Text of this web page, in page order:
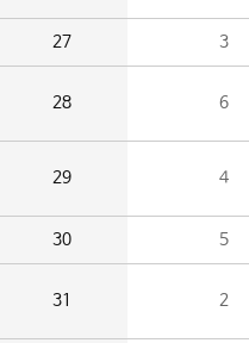
27 3
28 6
29 4
30 5
31 2